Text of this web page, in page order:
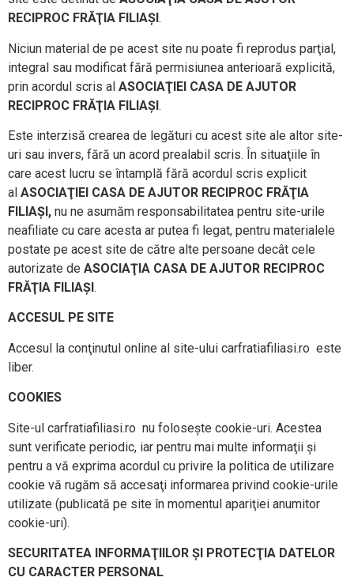
RECIPROC FRĂŢIA FILIAŞI .
Niciun material de pe acest site nu poate fi reprodus parţial,
integral sau modificat fără permisiunea anterioară explicită,
prin acordul scris al ASOCIAŢIEI CASA DE AJUTOR
RECIPROC FRĂŢIA FILIAŞI.
Este interzisă crearea de legături cu acest site ale altor site-
uri sau invers, fără un acord prealabil scris. În situaţiile în
care acest lucru se întamplă fără acordul scris explicit
al ASOCIAŢIEI CASA DE AJUTOR RECIPROC FRĂŢIA
FILIAŞI, nu ne asumăm responsabilitatea pentru site-urile
neafiliate cu care acesta ar putea fi legat, pentru materialele
postate pe acest site de către alte persoane decât cele
autorizate de ASOCIAŢIA CASA DE AJUTOR RECIPROC
FRĂŢIA FILIAŞI.
ACCESUL PE SITE
Accesul la conţinutul online al site-ului carfratiafiliasi.ro este
liber.
COOKIES
Site-ul carfratiafiliasi.ro nu foloseşte cookie-uri. Acestea
sunt verificate periodic, iar pentru mai multe informaţii şi
pentru a vă exprima acordul cu privire la politica de utilizare
cookie vă rugăm să accesaţi informarea privind cookie-urile
utilizate (publicată pe site în momentul apariţiei anumitor
cookie-uri).
SECURITATEA INFORMAŢIILOR ŞI PROTECŢIA DATELOR
CU CARACTER PERSONAL